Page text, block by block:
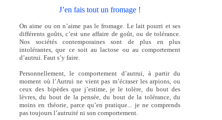
J’en fais tout un fromage !
On aime ou on n’aime pas le fromage. Le lait pourri et ses
différents goûts, c’est une affaire de goût, ou de tolérance.
Nos sociétés contemporaines sont de plus en plus
intolérantes, que ce soit au lactose ou au comportement
d’autrui. Faut s’y faire.
Personnellement, le comportement d’autrui, à partir du
moment où l’Autrui ne vient pas m’écraser les arpions, ou
ceux des bipèdes que j’estime, je le tolère, du bout des
lèvres, du bout de la pensée, du bout de la tolérance, du
moins en théorie, parce qu’en pratique... je ne comprends
pas toujours l’autruité ni son comportement.